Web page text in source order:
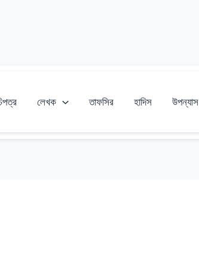
লেখক তাফসির হাদিস উপন্যাস